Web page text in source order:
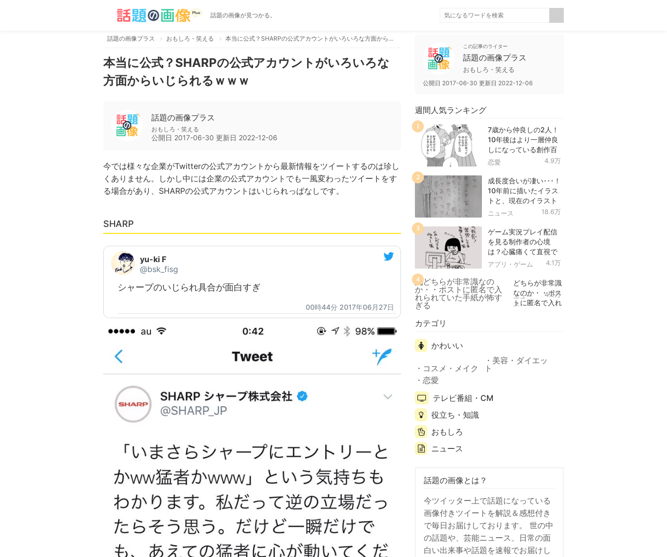
話題の画像が見つかる。
話題の画像プラス おもしろ・笑える 本当に公式？SHARPの公式アカウントがいろいろな方面からいじられるｗｗｗ
本当に公式？SHARPの公式アカウントがいろいろな
方面からいじられるｗｗｗ
話題の画像プラス
おもしろ・笑える
公開日 2017-06-30 更新日 2022-12-06
今では様々な企業がTwitterの公式アカウントから最新情報をツイートするのは珍し
くありません。しかし中には企業の公式アカウントでも一風変わったツイートをす
る場合があり、SHARPの公式アカウントはいじられっぱなしです。
SHARP
yu-ki F
@bsk_fisg
シャープのいじられ具合が面白すぎ
00時44分 2017年06月27日
この記事のライター
話題の画像プラス
おもしろ・笑える
公開日 2017-06-30 更新日 2022-12-06
週間人気ランキング
7歳から仲良しの2人！
10年後はより一層仲良
しになっている創作百
合！
恋愛 4.9万
1
成長度合いが凄い･･･！
10年前に描いたイラス
トと、現在のイラスト
を投稿したツイートが
ニュース 18.6万
2
ゲーム実況プレイ配信
を見る制作者の心境
は？心臓痛くて直視で
きなかった！
アプリ・ゲーム 4.1万
3
どちらが非常識
なのか・・ポス
トに匿名で入れ
ニュー
ス
4.9万
4
カテゴリ
かわいい
コスメ・メイク
美容・ダイエッ
ト
恋愛
テレビ番組・CM
役立ち・知識
おもしろ
ニュース
話題の画像とは？
今ツイッター上で話題になっている
画像付きツイートを解説＆感想付き
で毎日お届けしております。 世の中
の話題や、芸能ニュース、日常の面
白い出来事や話題を速報でお届けし